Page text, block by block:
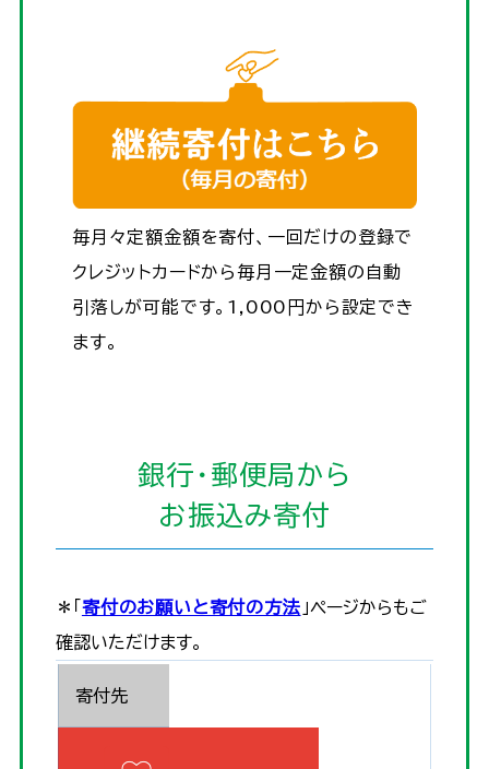
毎月々定額金額を寄付、一回だけの登録で
クレジットカードから毎月一定金額の自動
引落しが可能です。1,000円から設定でき
ます。
銀行・郵便局から
お振込み寄付
＊「 寄付のお願いと寄付の方法 」ページからもご
確認いただけます。
寄付先